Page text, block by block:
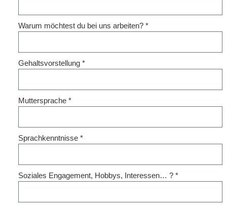
Warum möchtest du bei uns arbeiten? *
Gehaltsvorstellung *
Muttersprache *
Sprachkenntnisse *
Soziales Engagement, Hobbys, Interessen… ? *